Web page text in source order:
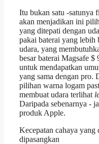
Itu bukan satu -satunya
akan menjadikan ini
yang ditepati dengan
pakai baterai yang lebih
udara, yang
besar baterai Magsafe $
untuk mendapatkan
yang sama dengan pro.
pilihan warna logam
membuat udara terlihat
Daripada sebenarnya -
produk Apple.
Kecepatan cahaya yang
dipasangkan